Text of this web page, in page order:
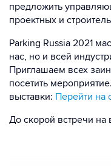
предложить
проектных и
Parking Russia 2021
нас, но и всей
Приглашаем всех
посетить
выставки: Перейти на
До скорой встречи на